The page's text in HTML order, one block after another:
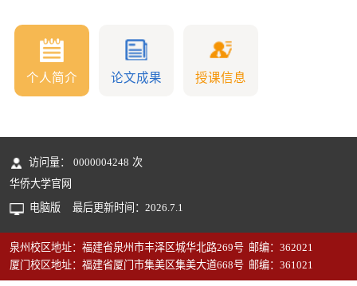
个人简介 论文成果 授课信息
访问量： 0000004248 次
华侨大学官网
电脑版
最后更新时间： 2026.7.1
泉州校区地址：福建省泉州市丰泽区城华北路269号 邮编：362021
厦门校区地址：福建省厦门市集美区集美大道668号 邮编：361021